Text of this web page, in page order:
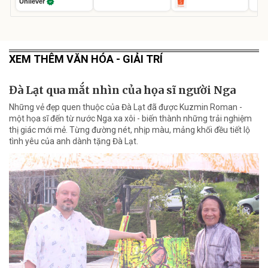
XEM THÊM VĂN HÓA - GIẢI TRÍ
Đà Lạt qua mắt nhìn của họa sĩ người Nga
Những vẻ đẹp quen thuộc của Đà Lạt đã được Kuzmin Roman -
một họa sĩ đến từ nước Nga xa xôi - biến thành những trải nghiệm
thị giác mới mẻ. Từng đường nét, nhịp màu, mảng khối đều tiết lộ
tình yêu của anh dành tặng Đà Lạt.